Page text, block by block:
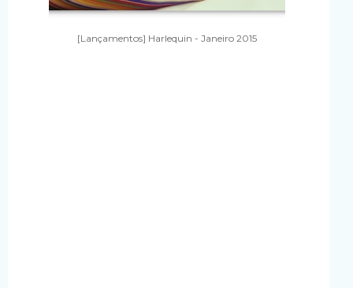
[Lançamentos] Harlequin - Janeiro 2015